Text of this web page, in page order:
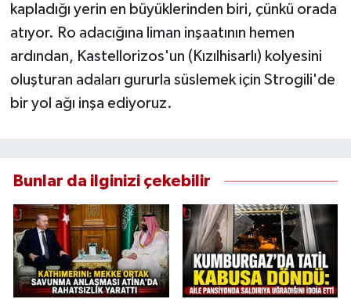
kapladığı yerin en büyüklerinden biri, çünkü orada
atıyor. Ro adacığına liman inşaatının hemen
ardından, Kastellorizos'un (Kızılhisarlı) kolyesini
oluşturan adaları gururla süslemek için Strogili'de
bir yol ağı inşa ediyoruz.
Bunlar da ilginizi çekebilir